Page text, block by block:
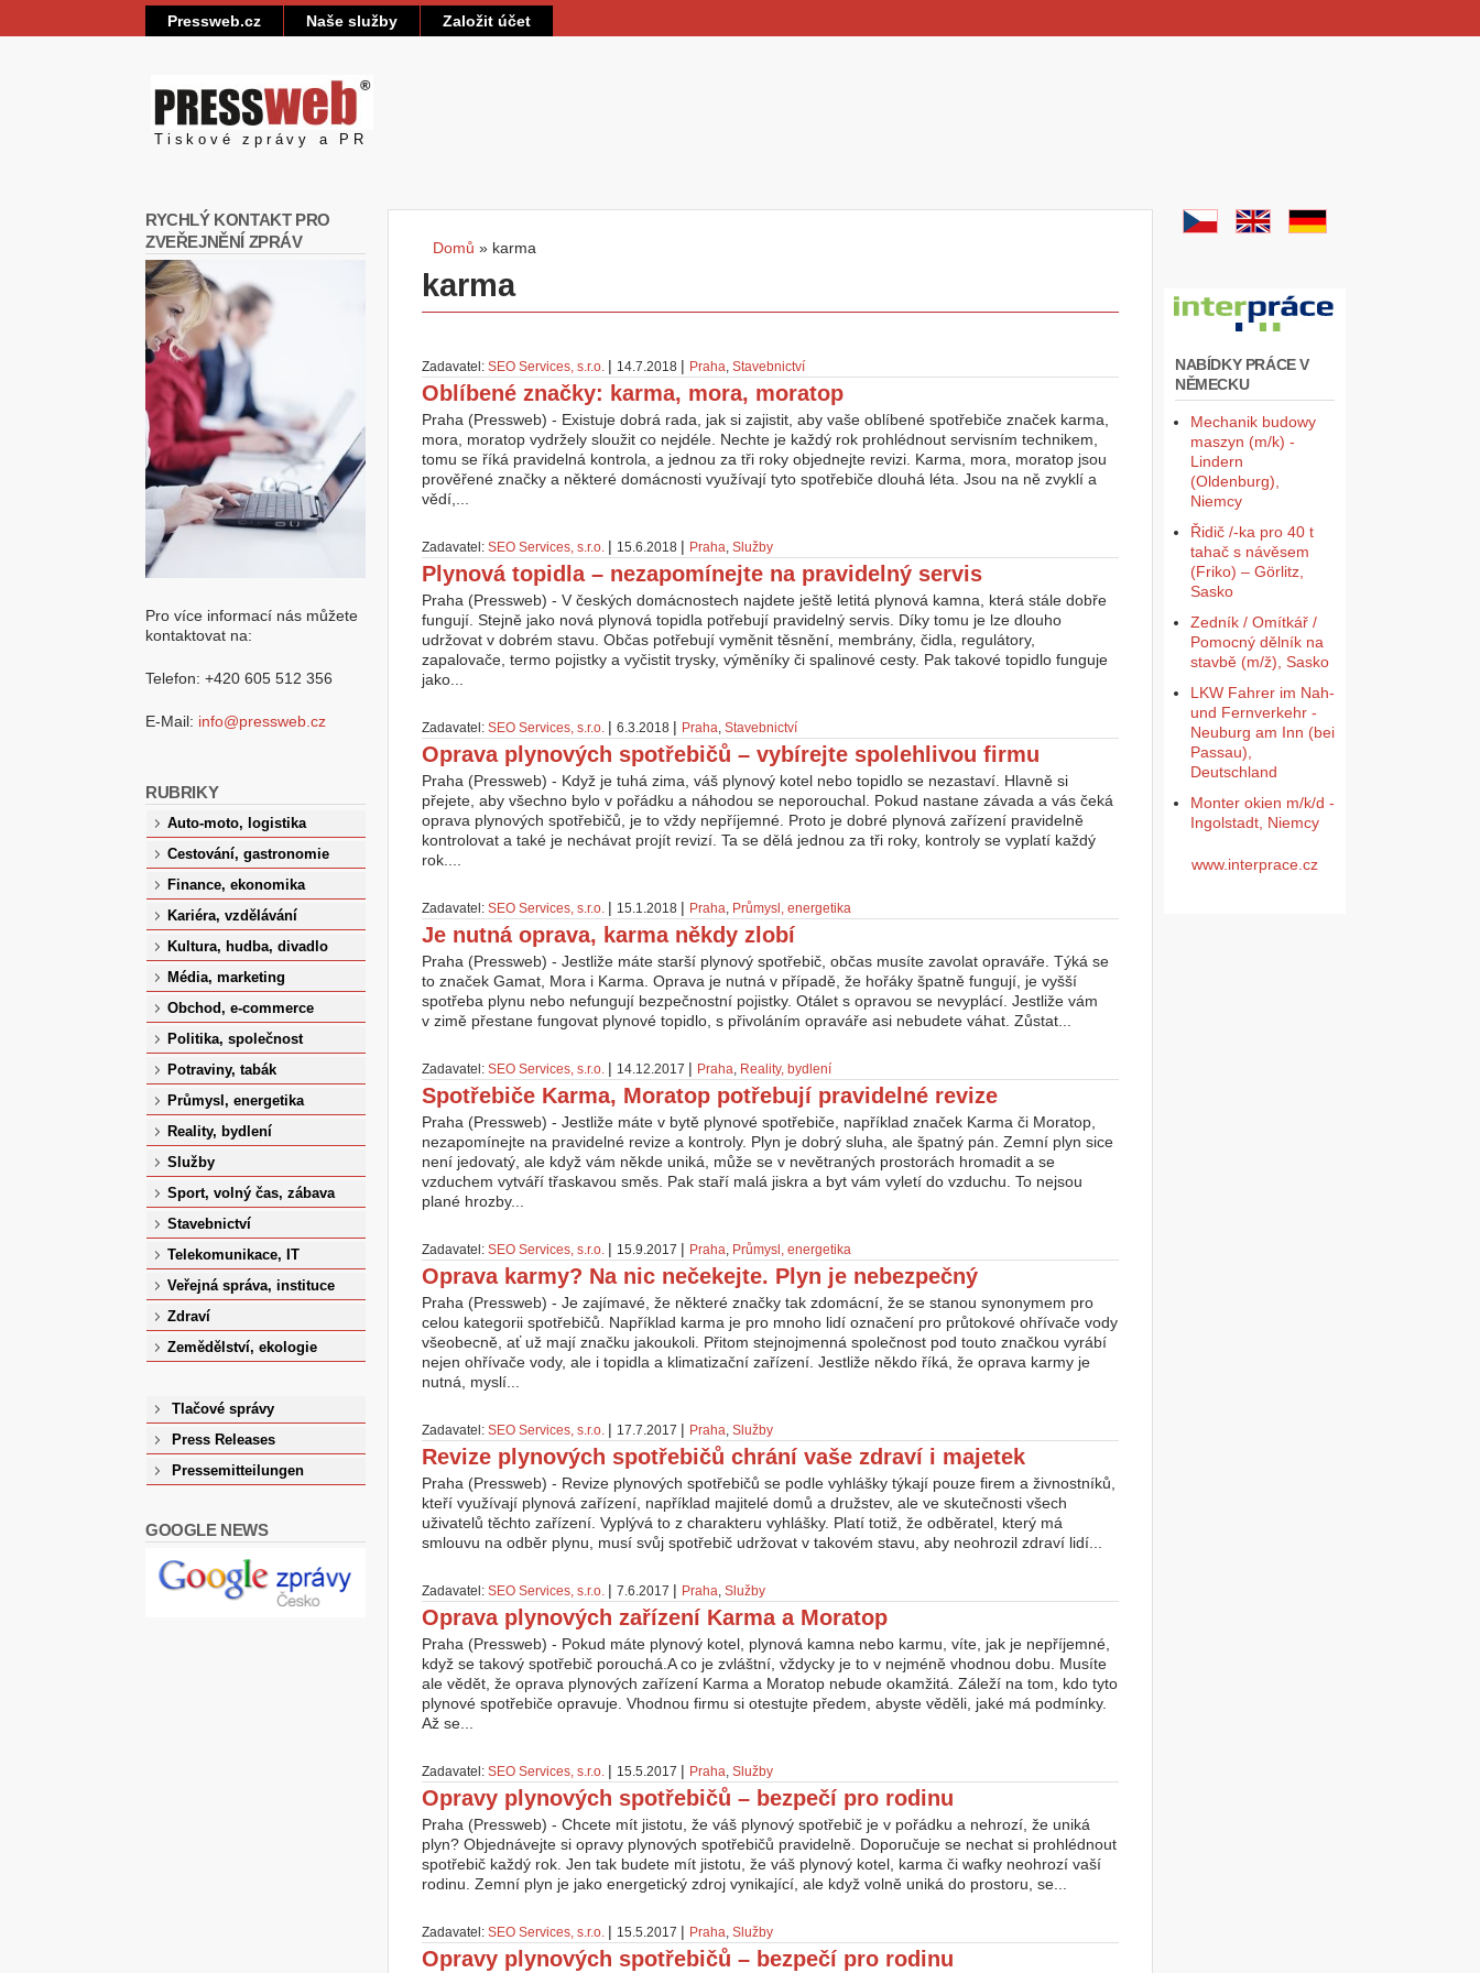
Pressweb.cz Naše služby Založit účet
Pressweb
Tiskové zprávy a PR
Jste zde
Domů » karma
karma
Zadavatel: SEO Services, s.r.o. | 14.7.2018 | Praha, Stavebnictví
Oblíbené značky: karma, mora, moratop
Praha (Pressweb) - Existuje dobrá rada, jak si zajistit, aby vaše oblíbené spotřebiče značek karma,
mora, moratop vydržely sloužit co nejdéle. Nechte je každý rok prohlédnout servisním technikem,
tomu se říká pravidelná kontrola, a jednou za tři roky objednejte revizi. Karma, mora, moratop jsou
prověřené značky a některé domácnosti využívají tyto spotřebiče dlouhá léta. Jsou na ně zvyklí a
vědí,...
Zadavatel: SEO Services, s.r.o. | 15.6.2018 | Praha, Služby
Plynová topidla – nezapomínejte na pravidelný servis
Praha (Pressweb) - V českých domácnostech najdete ještě letitá plynová kamna, která stále dobře
fungují. Stejně jako nová plynová topidla potřebují pravidelný servis. Díky tomu je lze dlouho
udržovat v dobrém stavu. Občas potřebují vyměnit těsnění, membrány, čidla, regulátory,
zapalovače, termo pojistky a vyčistit trysky, výměníky či spalinové cesty. Pak takové topidlo funguje
jako...
Zadavatel: SEO Services, s.r.o. | 6.3.2018 | Praha, Stavebnictví
Oprava plynových spotřebičů – vybírejte spolehlivou firmu
Praha (Pressweb) - Když je tuhá zima, váš plynový kotel nebo topidlo se nezastaví. Hlavně si
přejete, aby všechno bylo v pořádku a náhodou se neporouchal. Pokud nastane závada a vás čeká
oprava plynových spotřebičů, je to vždy nepříjemné. Proto je dobré plynová zařízení pravidelně
kontrolovat a také je nechávat projít revizí. Ta se dělá jednou za tři roky, kontroly se vyplatí každý
rok....
Zadavatel: SEO Services, s.r.o. | 15.1.2018 | Praha, Průmysl, energetika
Je nutná oprava, karma někdy zlobí
Praha (Pressweb) - Jestliže máte starší plynový spotřebič, občas musíte zavolat opraváře. Týká se
to značek Gamat, Mora i Karma. Oprava je nutná v případě, že hořáky špatně fungují, je vyšší
spotřeba plynu nebo nefungují bezpečnostní pojistky. Otálet s opravou se nevyplácí. Jestliže vám
v zimě přestane fungovat plynové topidlo, s přivoláním opraváře asi nebudete váhat. Zůstat...
Zadavatel: SEO Services, s.r.o. | 14.12.2017 | Praha, Reality, bydlení
Spotřebiče Karma, Moratop potřebují pravidelné revize
Praha (Pressweb) - Jestliže máte v bytě plynové spotřebiče, například značek Karma či Moratop,
nezapomínejte na pravidelné revize a kontroly. Plyn je dobrý sluha, ale špatný pán. Zemní plyn sice
není jedovatý, ale když vám někde uniká, může se v nevětraných prostorách hromadit a se
vzduchem vytváří třaskavou směs. Pak staří malá jiskra a byt vám vyletí do vzduchu. To nejsou
plané hrozby...
Zadavatel: SEO Services, s.r.o. | 15.9.2017 | Praha, Průmysl, energetika
Oprava karmy? Na nic nečekejte. Plyn je nebezpečný
Praha (Pressweb) - Je zajímavé, že některé značky tak zdomácní, že se stanou synonymem pro
celou kategorii spotřebičů. Například karma je pro mnoho lidí označení pro průtokové ohřívače vody
všeobecně, ať už mají značku jakoukoli. Přitom stejnojmenná společnost pod touto značkou vyrábí
nejen ohřívače vody, ale i topidla a klimatizační zařízení. Jestliže někdo říká, že oprava karmy je
nutná, myslí...
Zadavatel: SEO Services, s.r.o. | 17.7.2017 | Praha, Služby
Revize plynových spotřebičů chrání vaše zdraví i majetek
Praha (Pressweb) - Revize plynových spotřebičů se podle vyhlášky týkají pouze firem a živnostníků,
kteří využívají plynová zařízení, například majitelé domů a družstev, ale ve skutečnosti všech
uživatelů těchto zařízení. Vyplývá to z charakteru vyhlášky. Platí totiž, že odběratel, který má
smlouvu na odběr plynu, musí svůj spotřebič udržovat v takovém stavu, aby neohrozil zdraví lidí...
Zadavatel: SEO Services, s.r.o. | 7.6.2017 | Praha, Služby
Oprava plynových zařízení Karma a Moratop
Praha (Pressweb) - Pokud máte plynový kotel, plynová kamna nebo karmu, víte, jak je nepříjemné,
když se takový spotřebič porouchá.A co je zvláštní, vždycky je to v nejméně vhodnou dobu. Musíte
ale vědět, že oprava plynových zařízení Karma a Moratop nebude okamžitá. Záleží na tom, kdo tyto
plynové spotřebiče opravuje. Vhodnou firmu si otestujte předem, abyste věděli, jaké má podmínky.
Až se...
Zadavatel: SEO Services, s.r.o. | 15.5.2017 | Praha, Služby
Opravy plynových spotřebičů – bezpečí pro rodinu
Praha (Pressweb) - Chcete mít jistotu, že váš plynový spotřebič je v pořádku a nehrozí, že uniká
plyn? Objednávejte si opravy plynových spotřebičů pravidelně. Doporučuje se nechat si prohlédnout
spotřebič každý rok. Jen tak budete mít jistotu, že váš plynový kotel, karma či wafky neohrozí vaší
rodinu. Zemní plyn je jako energetický zdroj vynikající, ale když volně uniká do prostoru, se...
Zadavatel: SEO Services, s.r.o. | 15.5.2017 | Praha, Služby
Opravy plynových spotřebičů – bezpečí pro rodinu
RYCHLÝ KONTAKT PRO
ZVEŘEJNĚNÍ ZPRÁV
Pro více informací nás můžete
kontaktovat na:
Telefon: +420 605 512 356
E-Mail: info@pressweb.cz
RUBRIKY
Auto-moto, logistika
Cestování, gastronomie
Finance, ekonomika
Kariéra, vzdělávání
Kultura, hudba, divadlo
Média, marketing
Obchod, e-commerce
Politika, společnost
Potraviny, tabák
Průmysl, energetika
Reality, bydlení
Služby
Sport, volný čas, zábava
Stavebnictví
Telekomunikace, IT
Veřejná správa, instituce
Zdraví
Zemědělství, ekologie
Tlačové správy
Press Releases
Pressemitteilungen
GOOGLE NEWS
NABÍDKY PRÁCE V
NĚMECKU
Mechanik budowy
maszyn (m/k) -
Lindern
(Oldenburg),
Niemcy
Řidič /-ka pro 40 t
tahač s návěsem
(Friko) – Görlitz,
Sasko
Zedník / Omítkář /
Pomocný dělník na
stavbě (m/ž), Sasko
LKW Fahrer im Nah-
und Fernverkehr -
Neuburg am Inn (bei
Passau),
Deutschland
Monter okien m/k/d -
Ingolstadt, Niemcy
www.interprace.cz